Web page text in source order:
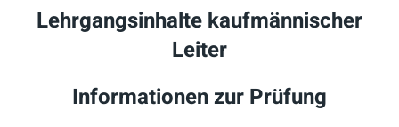
Lehrgangsinhalte kaufmännischer
Leiter
Informationen zur Prüfung